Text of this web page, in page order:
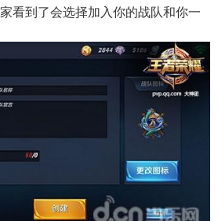
看到了会选择加入你的战队和你一